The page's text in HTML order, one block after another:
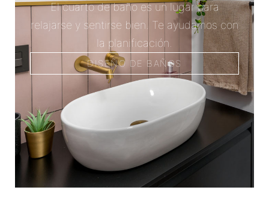
El cuarto de baño es un lugar para
relajarse y sentirse bien. Te ayudamos con
la planificación.
DISEÑO DE BAÑOS